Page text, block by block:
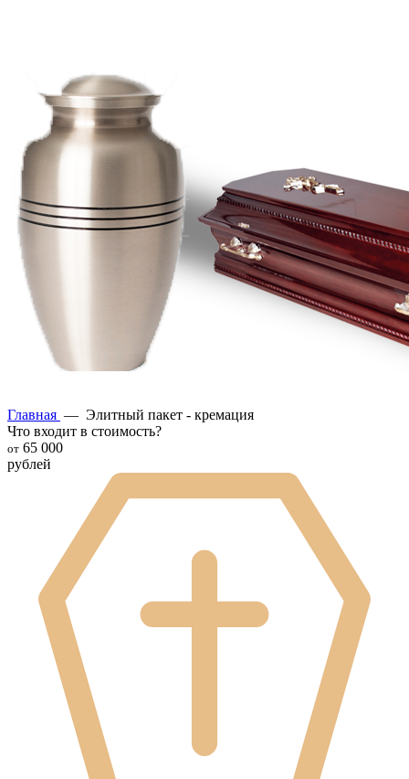
Главная — Элитный пакет - кремация
Что входит в стоимость?
от 65 000
рублей